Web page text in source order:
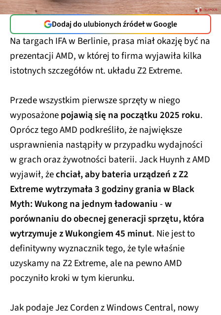
Dodaj do ulubionych źródeł w Google
Na targach IFA w Berlinie, prasa miał okazję być na
prezentacji AMD, w której to firma wyjawiła kilka
istotnych szczegółów nt. układu Z2 Extreme.
Przede wszystkim pierwsze sprzęty w niego
wyposażonepojawią się na początku 2025 roku.
Oprócz tego AMD podkreśliło, że największe
usprawnienia nastąpiły w przypadku wydajności
w grach oraz żywotności baterii. Jack Huynh z AMD
wyjawił, żechciał, aby bateria urządzeń z Z2
Extreme wytrzymała 3 godziny grania w Black
Myth: Wukong na jednym ładowaniu-w
porównaniu do obecnej generacji sprzętu, która
wytrzymuje z Wukongiem 45 minut. Nie jest to
definitywny wyznacznik tego, że tyle właśnie
uzyskamy na Z2 Extreme, ale na pewno AMD
poczyniło kroki w tym kierunku.
Jak podaje Jez Corden z Windows Central, nowy